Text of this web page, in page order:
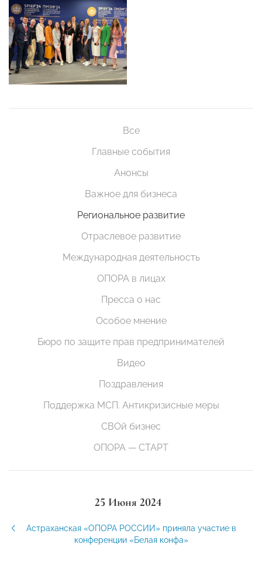
Все
Главные события
Анонсы
Важное для бизнеса
Региональное развитие
Отраслевое развитие
Международная деятельность
ОПОРА в лицах
Пресса о нас
Особое мнение
Бюро по защите прав предпринимателей
Видео
Поздравления
Поддержка МСП. Антикризисные меры
СВОй бизнес
ОПОРА — СТАРТ
25 Июня 2024
Астраханская «ОПОРА РОССИИ» приняла участие в
конференции «Белая конфа»